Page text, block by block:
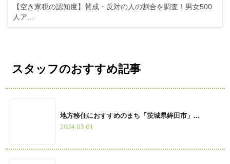
【空き家税の認知度】賛成・反対の人の割合を調査！男女500
人ア…
スタッフのおすすめ記事
地方移住におすすめのまち「茨城県鉾田市」...
2024.03.01